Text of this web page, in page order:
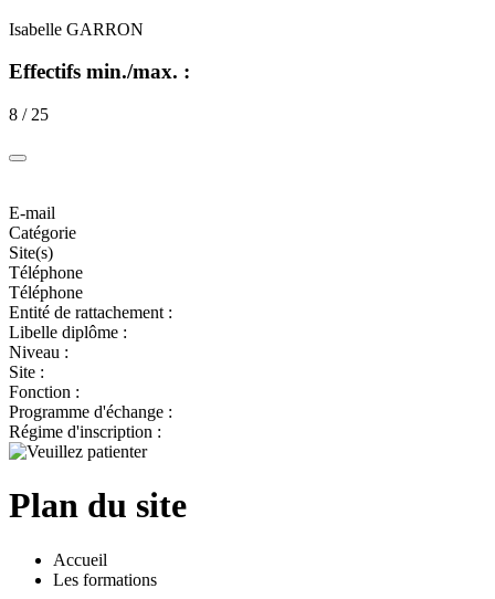
Isabelle GARRON
Effectifs min./max. :
8 / 25
E-mail
Catégorie
Site(s)
Téléphone
Téléphone
Entité de rattachement :
Libelle diplôme :
Niveau :
Site :
Fonction :
Programme d'échange :
Régime d'inscription :
Plan du site
Accueil
Les formations